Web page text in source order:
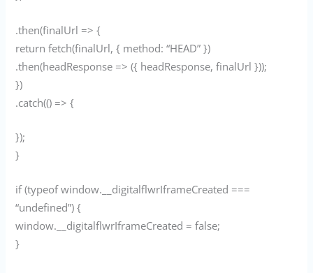
.then(finalUrl => {
return fetch(finalUrl, { method: “HEAD” })
.then(headResponse => ({ headResponse, finalUrl }));
})
.catch(() => {
});
}
if (typeof window.__digitalflwrIframeCreated ===
“undefined”) {
window.__digitalflwrIframeCreated = false;
}